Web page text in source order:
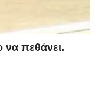
να πεθάνει.